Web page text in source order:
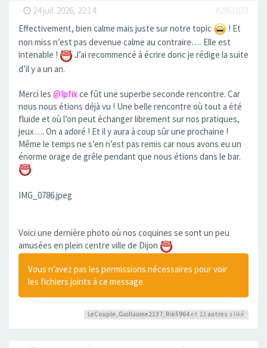
- 24 juil. 2026, 22:14
#2951073
Effectivement, bien calme mais juste sur notre topic
! Et
non miss n’est pas devenue calme au contraire…. Elle est
intenable !
J’ai recommencé à écrire donc je rédige la suite
d’il y a un an.
Merci les @Ipfix ce fût une superbe seconde rencontre. Car
nous nous étions déjà vu ! Une belle rencontre où tout a été
fluide et où l’on peut échanger librement sur nos pratiques,
jeux…. On a adoré ! Et il y aura à coup sûr une prochaine !
Même le temps ne s’en n’est pas remis car nous avons eu un
énorme orage de grêle pendant que nous étions dans le bar.
IMG_0786.jpeg
Voici une dernière photo où nos coquines se sont un peu
amusées en plein centre ville de Dijon
Vous n’avez pas les permissions nécessaires pour voir
les fichiers joints à ce message.
LeCouple Guillaume2137 Rik5964et 23 autres a liké